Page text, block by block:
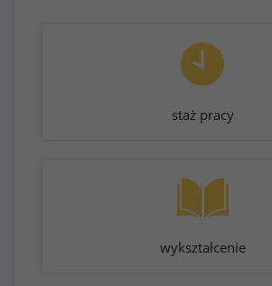
staż pracy
wykształcenie